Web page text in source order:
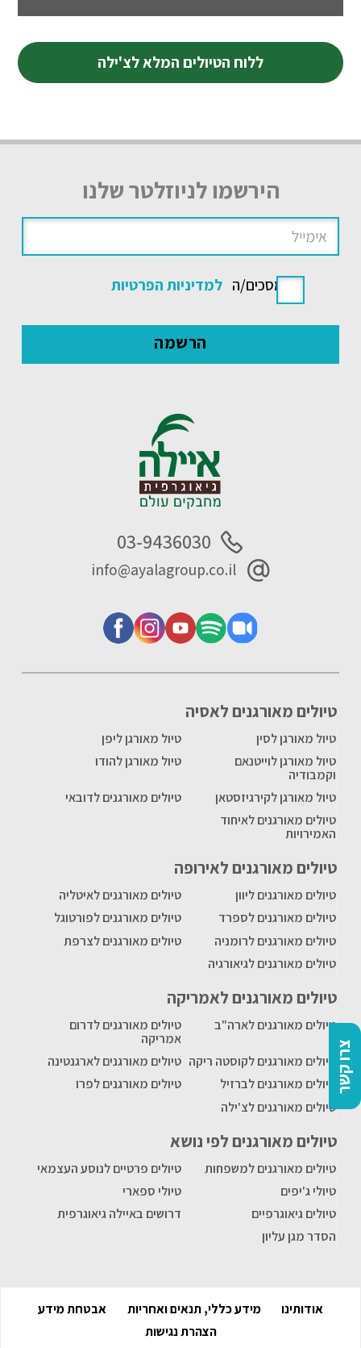
צרו קשר
ללוח הטיולים המלא לצ'ילה
הירשמו לניוזלטר שלנו
אני מסכים/ה למדיניות הפרטיות
טיולים מאורגנים לאסיה
טיול מאורגן לסין
טיול מאורגן ליפן
טיול מאורגן לוייטנאם
וקמבודיה
טיול מאורגן להודו
טיול מאורגן לקירגיזסטאן
טיולים מאורגנים לדובאי
טיולים מאורגנים לאיחוד
האמירויות
טיולים מאורגנים לאירופה
טיולים מאורגנים ליוון
טיולים מאורגנים לאיטליה
טיולים מאורגנים לספרד
טיולים מאורגנים לפורטוגל
טיולים מאורגנים לרומניה
טיולים מאורגנים לצרפת
טיולים מאורגנים לגיאורגיה
טיולים מאורגנים לאמריקה
טיולים מאורגנים לארה"ב
טיולים מאורגנים לדרום
אמריקה
טיולים מאורגנים לקוסטה ריקה טיולים מאורגנים לארגנטינה
טיולים מאורגנים לברזיל
טיולים מאורגנים לפרו
טיולים מאורגנים לצ'ילה
טיולים מאורגנים לפי נושא
טיולים מאורגנים למשפחות
טיולים פרטיים לנוסע העצמאי
טיולי ג'יפים
טיולי ספארי
טיולים גיאוגרפיים
דרושים באיילה גיאוגרפית
הסדר מגן עליון
03-9436030
info@ayalagroup.co.il
אודותינו מידע כללי, תנאים ואחריות
אבטחת מידע
הצהרת נגישות